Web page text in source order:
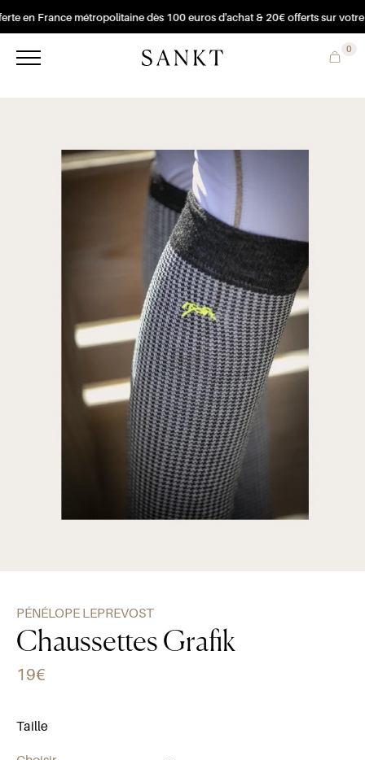
en France métropolitaine dès 100 euros d'achat & 20€ offerts sur votre
0
PÉNÉLOPE LEPREVOST
Chaussettes Grafik
19€
Taille